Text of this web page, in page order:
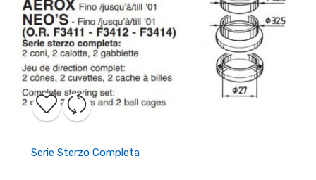
Serie Sterzo Completa